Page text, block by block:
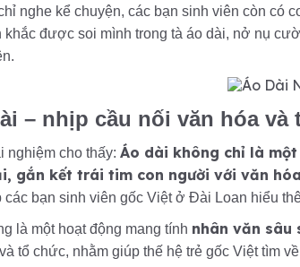
nghe kể chuyện, các bạn sinh viên còn có
khắc được soi mình trong tà áo dài, nở nụ
– nhịp cầu nối văn hóa và
nghiệm cho thấy: Áo dài không chỉ là
gắn kết trái tim con người với văn
các bạn sinh viên gốc Việt ở Đài Loan hiểu
là một hoạt động mang tính nhân văn sâu
tổ chức, nhằm giúp thế hệ trẻ gốc Việt tìm